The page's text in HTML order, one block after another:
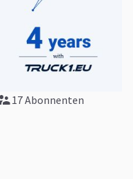
17 Abonnenten